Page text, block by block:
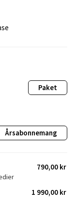
Paket
Årsabonnemang
790,00 kr
1 990,00 kr